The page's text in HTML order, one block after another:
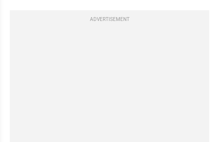
ADVERTISEMENT